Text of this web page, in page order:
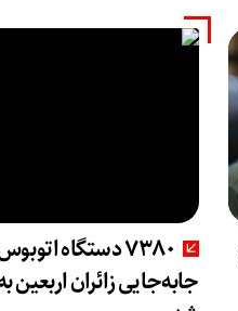
۷۳۸۰ دستگاه
جابه‌جایی زائران اربعین